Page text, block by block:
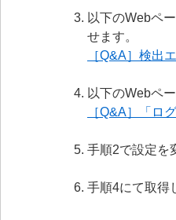
以下のWebペ
せます。
［Q&A］検出
以下のWebペ
［Q&A］「ロ
手順2で設定を
手順4にて取得